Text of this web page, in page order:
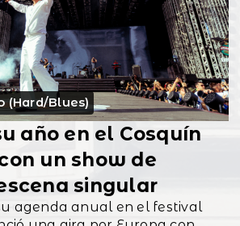
(Hard/Blues)
año en el Cosquín
un show de
singular
agenda anual en el festival